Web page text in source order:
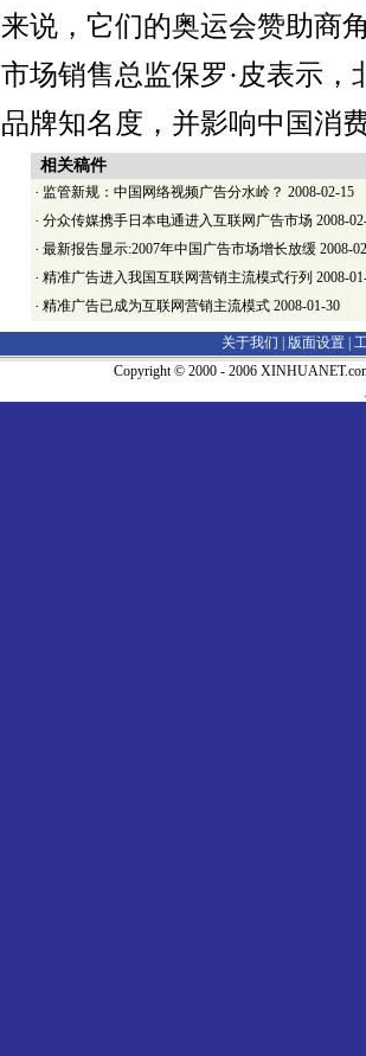
来说，它们的奥运会赞助商
市场销售总监保罗·皮表示
品牌知名度，并影响中国消
相关稿件
· 监管新规：中国网络视频广告分水岭？ 2008-02-15
· 分众传媒携手日本电通进入互联网广告市场 2008-
· 最新报告显示:2007年中国广告市场增长放缓 2008-
· 精准广告进入我国互联网营销主流模式行列 2008-
· 精准广告已成为互联网营销主流模式 2008-01-30
关于我们 | 版面设置
Copyright © 2000 - 2006